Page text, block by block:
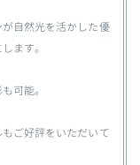
自然光を活かした優
ます。
可能。
ご好評をいただいて